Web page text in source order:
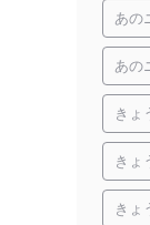
あの
あの
きょ
きょ
きょ